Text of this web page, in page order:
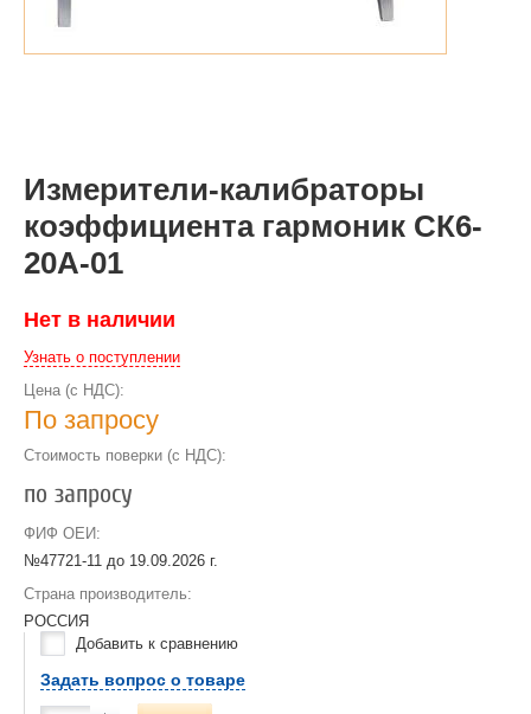
Измерители-калибраторы
коэффициента гармоник СК6-
20А-01
Нет в наличии
Узнать о поступлении
Цена (с НДС):
По запросу
Стоимость поверки (с НДС):
по запросу
ФИФ ОЕИ:
№47721-11 до 19.09.2026 г.
Страна производитель:
РОССИЯ
Добавить к сравнению
Задать вопрос о товаре